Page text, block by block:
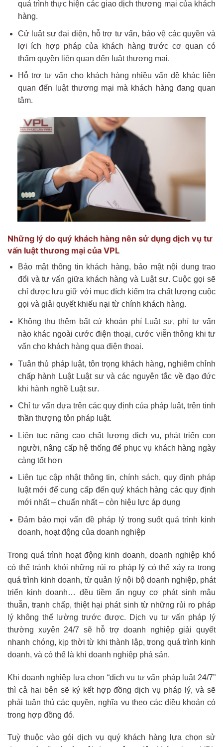
quá trình thực hiện các giao dịch thương mại của khách
hàng.
Cử luật sư đại diện, hỗ trợ tư vấn, bảo vệ các quyền và
lợi ích hợp pháp của khách hàng trước cơ quan có
thẩm quyền liên quan đến luật thương mại.
Hỗ trợ tư vấn cho khách hàng nhiều vấn đề khác liên
quan đến luật thương mại mà khách hàng đang quan
tâm.
Những lý do quý khách hàng nên sử dụng dịch vụ tư
vấn luật thương mại của VPL
Bảo mật thông tin khách hàng, bảo mật nội dung trao
đổi và tư vấn giữa khách hàng và Luật sư. Cuộc gọi sẽ
chỉ được lưu giữ với mục đích kiểm tra chất lượng cuộc
gọi và giải quyết khiếu nại từ chính khách hàng.
Không thu thêm bất cứ khoản phí Luật sư, phí tư vấn
nào khác ngoài cước điện thoại, cước viễn thông khi tư
vấn cho khách hàng qua điện thoại.
Tuân thủ pháp luật, tôn trọng khách hàng, nghiêm chỉnh
chấp hành Luật Luật sư và các nguyên tắc về đạo đức
khi hành nghề Luật sư.
Chỉ tư vấn dựa trên các quy định của pháp luật, trên tinh
thần thượng tôn pháp luật.
Liên tục nâng cao chất lượng dịch vụ, phát triển con
người, nâng cấp hệ thống để phục vụ khách hàng ngày
càng tốt hơn
Liên tục cập nhật thông tin, chính sách, quy định pháp
luật mới để cung cấp đến quý khách hàng các quy định
mới nhất – chuẩn nhất – còn hiệu lực áp dụng
Đảm bảo mọi vấn đề pháp lý trong suốt quá trình kinh
doanh, hoạt động của doanh nghiệp
Trong quá trình hoạt động kinh doanh, doanh nghiệp khó
có thể tránh khỏi những rủi ro pháp lý có thể xảy ra trong
quá trình kinh doanh, từ quản lý nội bộ doanh nghiệp, phát
triển kinh doanh… đều tiềm ẩn nguy cơ phát sinh mâu
thuẫn, tranh chấp, thiệt hại phát sinh từ những rủi ro pháp
lý không thể lường trước được. Dịch vụ tư vấn pháp lý
thường xuyên 24/7 sẽ hỗ trợ doanh nghiệp giải quyết
nhanh chóng, kịp thời từ khi thành lập, trong quá trình kinh
doanh, và có thể là khi doanh nghiệp phá sản.
Khi doanh nghiệp lựa chọn “dịch vụ tư vấn pháp luật 24/7”
thì cả hai bên sẽ ký kết hợp đồng dịch vụ pháp lý, và sẽ
phải tuân thủ các quyền, nghĩa vụ theo các điều khoản có
trong hợp đồng đó.
Tuỳ thuộc vào gói dịch vụ quý khách hàng lựa chọn sử